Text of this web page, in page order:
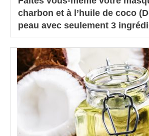
charbon et à l’huile de coco
peau avec seulement 3